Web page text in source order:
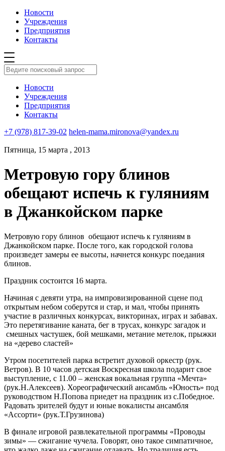
Новости
Учреждения
Предприятия
Контакты
Новости
Учреждения
Предприятия
Контакты
+7 (978) 817-39-02 helen-mama.mironova@yandex.ru
Пятница, 15 марта , 2013
Метровую гору блинов
обещают испечь к гуляниям
в Джанкойском парке
Метровую гору блинов обещают испечь к гуляниям в
Джанкойском парке. После того, как городской голова
произведет замеры ее высоты, начнется конкурс поедания
блинов.
Праздник состоится 16 марта.
Начиная с девяти утра, на импровизированной сцене под
открытым небом соберутся и стар, и мал, чтобы принять
участие в различных конкурсах, викторинах, играх и забавах.
Это перетягивание каната, бег в трусах, конкурс загадок и
смешных частушек, бой мешками, метание метелок, прыжки
на «дерево сластей»
Утром посетителей парка встретит духовой оркестр (рук.
Ветров). В 10 часов детская Воскресная школа подарит свое
выступление, с 11.00 – женская вокальная группа «Мечта»
(рук.Н.Алексеев). Хореографический ансамбль «Юность» под
руководством Н.Попова приедет на праздник из с.Победное.
Радовать зрителей будут и юные вокалисты ансамбля
«Ассорти» (рук.Т.Грузинова)
В финале игровой развлекательной программы «Проводы
зимы» — сжигание чучела. Говорят, оно такое симпатичное,